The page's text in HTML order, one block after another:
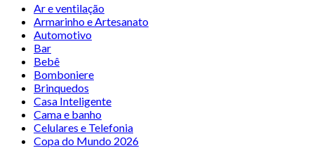
Ar e ventilação
Armarinho e Artesanato
Automotivo
Bar
Bebê
Bomboniere
Brinquedos
Casa Inteligente
Cama e banho
Celulares e Telefonia
Copa do Mundo 2026